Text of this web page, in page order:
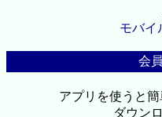
モバイ
会
アプリを使うと
ダウン